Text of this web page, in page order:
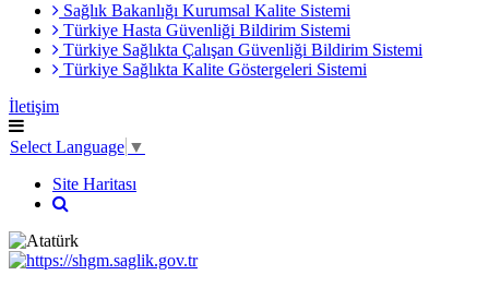
Sağlık Bakanlığı Kurumsal Kalite Sistemi
​Türkiye Hasta Güvenliği Bildirim Sistemi
Türkiye Sağlıkta Çalışan Güvenliği Bildirim Sistemi
Türkiye Sağlıkta Kalite Göstergeleri Sistemi
İletişim
Select Language ▼
Site Haritası